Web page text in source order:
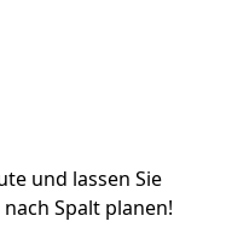
und lassen Sie
Spalt planen!